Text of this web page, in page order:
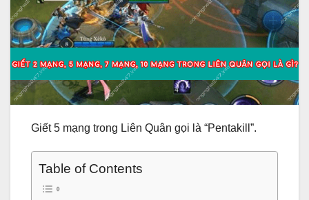
Giết 5 mạng trong Liên Quân gọi là “Pentakill”.
Table of Contents